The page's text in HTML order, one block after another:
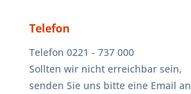
Telefon
Telefon 0221 - 737 000
Sollten wir nicht erreichbar sein,
senden Sie uns bitte eine Email an